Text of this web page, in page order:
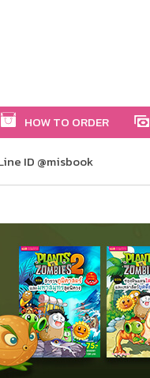
HOW TO ORDER
ID @misbook